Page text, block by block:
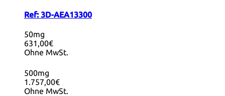
Ref: 3D-AEA13300
50mg
631,00€
Ohne MwSt.
500mg
1.757,00€
Ohne MwSt.